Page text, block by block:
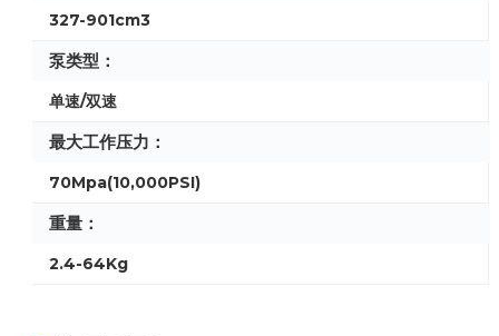
327-901cm3
泵类型：
单速/双速
最大工作压力：
70Mpa(10,000PSI)
重量：
2.4-64Kg